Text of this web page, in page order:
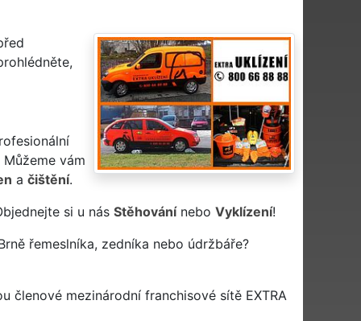
Můžeme vám
a čištění.
si u nás Stěhovánínebo Vyklízení!
řemeslníka, zedníka nebo údržbáře?
mezinárodní franchisové sítě EXTRA